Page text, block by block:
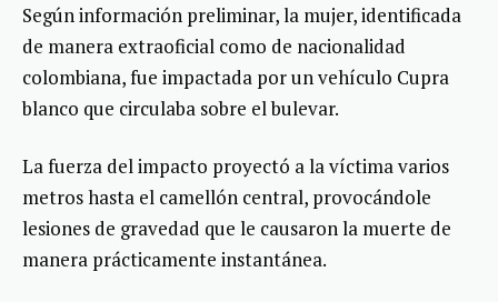
Según información preliminar, la mujer, identificada
de manera extraoficial como de nacionalidad
colombiana, fue impactada por un vehículo Cupra
blanco que circulaba sobre el bulevar.
La fuerza del impacto proyectó a la víctima varios
metros hasta el camellón central, provocándole
lesiones de gravedad que le causaron la muerte de
manera prácticamente instantánea.